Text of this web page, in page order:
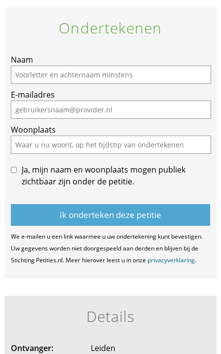
Ondertekenen
Naam
E-mailadres
Woonplaats
Ja, mijn naam en woonplaats mogen publiek
zichtbaar zijn onder de petitie.
We e-mailen u een link waarmee u uw ondertekening kunt bevestigen.
Uw gegevens worden niet doorgespeeld aan derden en blijven bij de
Stichting Petities.nl. Meer hierover leest u in onze privacyverklaring.
Details
Ontvanger:
Leiden